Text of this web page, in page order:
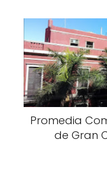
Promedia
de Gran